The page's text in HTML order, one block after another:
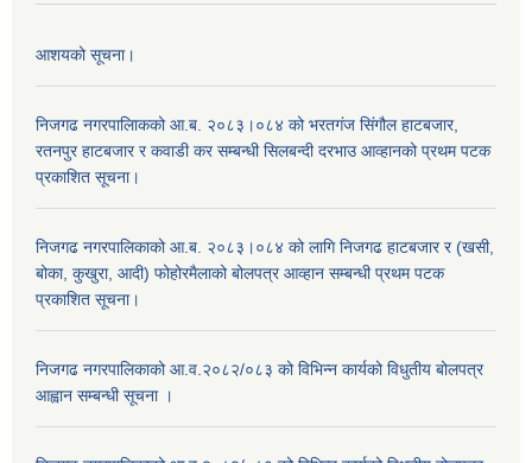
आशयको सूचना।
निजगढ नगरपालिाकको आ.ब. २०८३।०८४ को भरतगंज सिंगौल हाटबजार,
रतनपुर हाटबजार र कवाडी कर सम्बन्धी सिलबन्दी दरभाउ आव्हानको प्रथम पटक
प्रकाशित सूचना।
निजगढ नगरपालिकाको आ.ब. २०८३।०८४ को लागि निजगढ हाटबजार र (खसी,
बोका, कुखुरा, आदी) फोहोरमैलाको बोलपत्र आव्हान सम्बन्धी प्रथम पटक
प्रकाशित सूचना।
निजगढ नगरपालिकाको आ.व.२०८२/०८३ को विभिन्न कार्यको विधुतीय बोलपत्र
आह्वान सम्बन्धी सूचना ।